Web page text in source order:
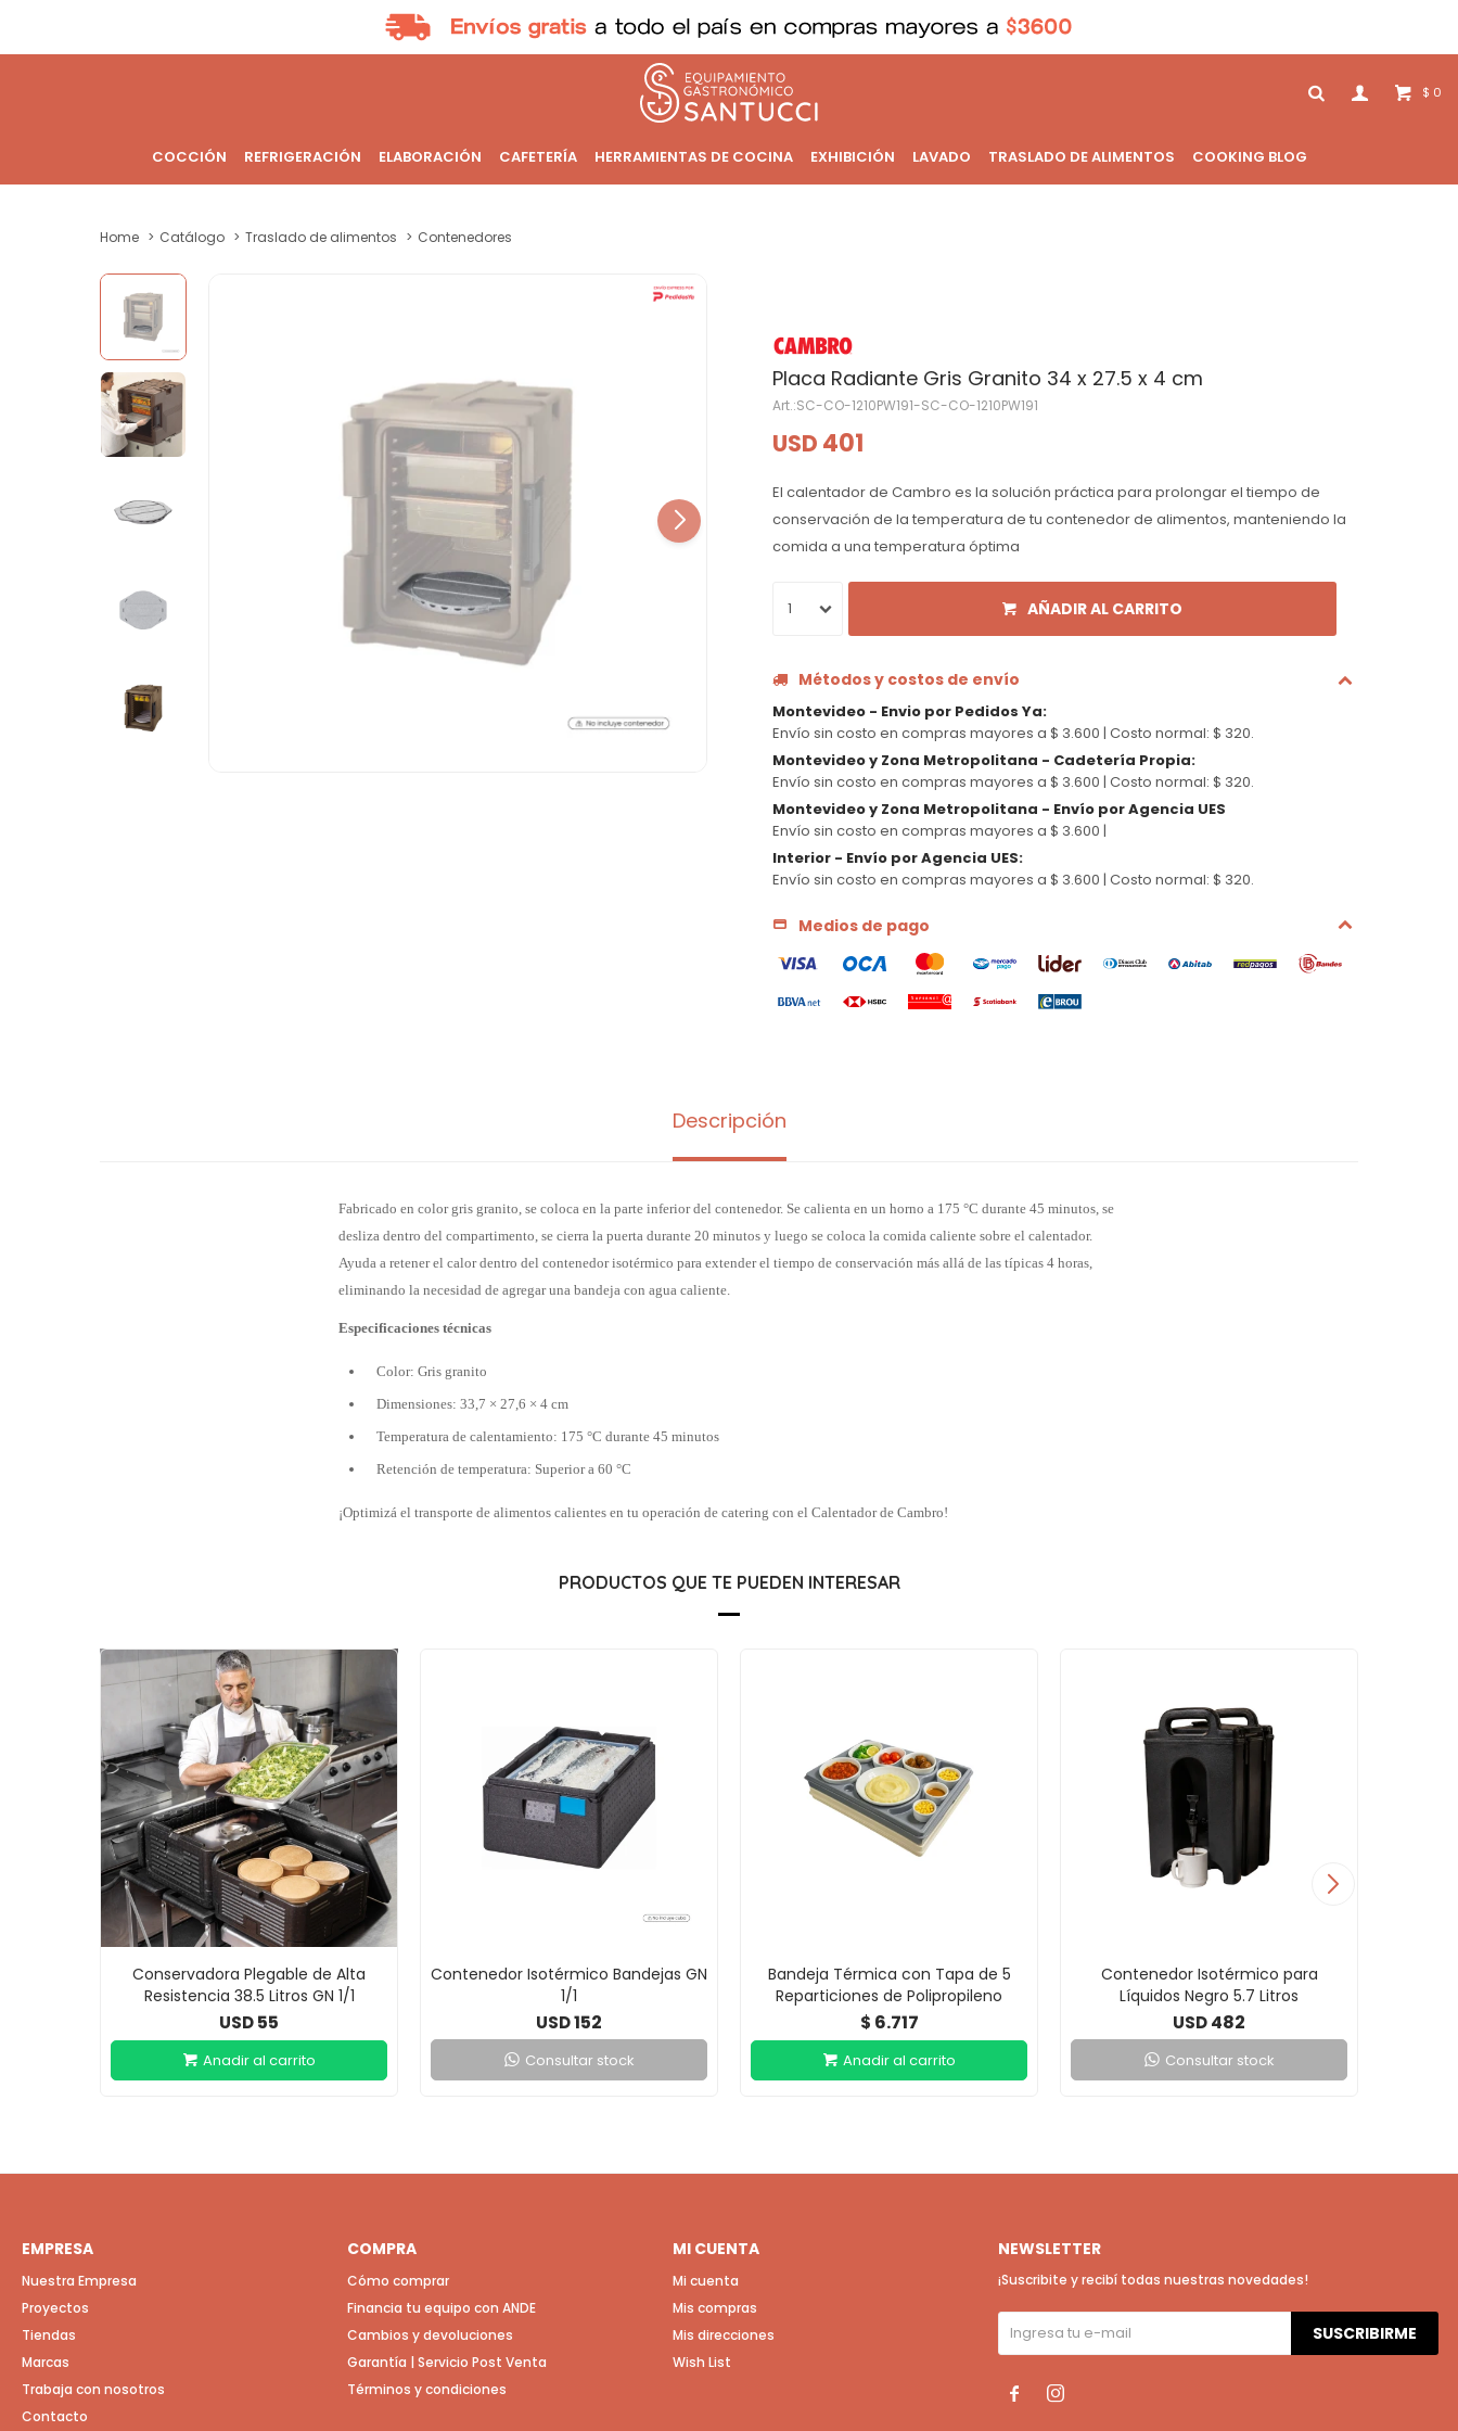
COCCIÓN REFRIGERACIÓN ELABORACIÓN CAFETERÍA HERRAMIENTAS DE COCINA EXHIBICIÓN LAVADO TRASLADO DE ALIMENTOS COOKING BLOG
$ 0
Home Catálogo Traslado de alimentos Contenedores
Placa Radiante Gris Granito 34 x 27.5 x 4 cm
SC-CO-1210PW191-SC-CO-1210PW191
USD 401
El calentador de Cambro es la solución práctica para prolongar el tiempo de
conservación de la temperatura de tu contenedor de alimentos, manteniendo la
comida a una temperatura óptima
1 AÑADIR AL CARRITO
Métodos y costos de envío
Montevideo - Envio por Pedidos Ya:
Envío sin costo en compras mayores a $ 3.600 | Costo normal: $ 320.
Montevideo y Zona Metropolitana - Cadetería Propia:
Envío sin costo en compras mayores a $ 3.600 | Costo normal: $ 320.
Montevideo y Zona Metropolitana - Envío por Agencia UES
Envío sin costo en compras mayores a $ 3.600 |
Interior - Envío por Agencia UES:
Envío sin costo en compras mayores a $ 3.600 | Costo normal: $ 320.
Medios de pago
Descripción
Fabricado en color gris granito, se coloca en la parte inferior del contenedor. Se calienta en un horno a 175 °C durante 45 minutos, se
desliza dentro del compartimento, se cierra la puerta durante 20 minutos y luego se coloca la comida caliente sobre el calentador.
Ayuda a retener el calor dentro del contenedor isotérmico para extender el tiempo de conservación más allá de las típicas 4 horas,
eliminando la necesidad de agregar una bandeja con agua caliente.
Especificaciones técnicas
Color: Gris granito
Dimensiones: 33,7 × 27,6 × 4 cm
Temperatura de calentamiento: 175 °C durante 45 minutos
Retención de temperatura: Superior a 60 °C
¡Optimizá el transporte de alimentos calientes en tu operación de catering con el Calentador de Cambro!
PRODUCTOS QUE TE PUEDEN INTERESAR
Conservadora Plegable de Alta
Resistencia 38.5 Litros GN 1/1
USD55
Contenedor Isotérmico Bandejas GN
1/1
USD152
Consultar stock
Bandeja Térmica con Tapa de 5
Reparticiones de Polipropileno
$ 6.717
Contenedor Isotérmico para
Líquidos Negro 5.7 Litros
USD482
Consultar stock
EMPRESA
Nuestra Empresa
Proyectos
Tiendas
Marcas
Trabaja con nosotros
Contacto
COMPRA
Cómo comprar
Financia tu equipo con ANDE
Cambios y devoluciones
Garantía | Servicio Post Venta
Términos y condiciones
MI CUENTA
Mi cuenta
Mis compras
Mis direcciones
Wish List
NEWSLETTER
¡Suscribite y recibí todas nuestras novedades!
SUSCRIBIRME
 